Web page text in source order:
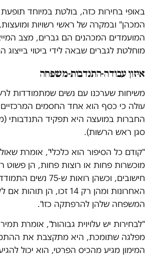
באופי בחירות כזה, בולטת במיוחד
המכהן" ובמקרה של ראשי רשויות
המועמדים המכהנים הם גברים, מצב
מוחלטת לגברים שבאה לידי ביטוי בייצוג
איזון עבודה-התנדבות-משפחה
משיחות שערכנו עם נשים שמתמודדות
עולה כי כסף הוא אחד החסמים
החברות במועצה היא תפקיד התנדבותי
סגן ראש הרשות).
"קודם כל הסיפור הוא כלכלי", אומרת
מוכשרות פחות או רוצות פחות, הן פשוט
חישובים, וכשהן רואות ש-
האחרונות ומהן רק 14 זכו, הן
המשפחה שלהן להרפתקה כזו".
"לבחירות יש עלויוית גבוהות", אומרת
מפלגה שתומכת, היא מתקצבת את